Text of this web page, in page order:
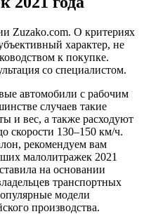
рейтинг
лучших
2021
Zuzako.com. О критериях
характер, не
к покупке.
со специалистом.
автомобили с рабочим
случаев такие
и вес, а также расходуют
скорости 130–150 км/ч.
рекомендуем вам
малолитражек 2021
на основании
транспортных
модели
производства.